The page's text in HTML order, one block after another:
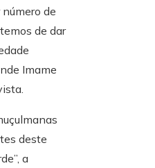
de
de dar
Imame
deste
a